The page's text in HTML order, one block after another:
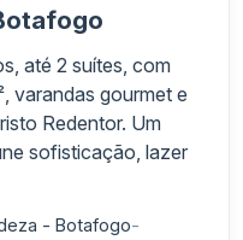
até 2 suítes, com
varandas gourmet e
Redentor. Um
sofisticação, lazer
- Botafogo-